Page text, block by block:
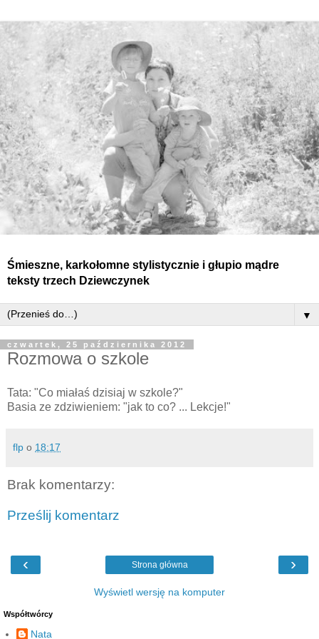
Śmieszne, karkołomne stylistycznie i głupio mądre
teksty trzech Dziewczynek
▼
czwartek, 25 października 2012
Rozmowa o szkole
Tata: "Co miałaś dzisiaj w szkole?"
Basia ze zdziwieniem: "jak to co? ... Lekcje!"
flp o 18:17
Brak komentarzy:
Prześlij komentarz
‹ ›
Strona główna
Wyświetl wersję na komputer
Współtwórcy
Nata